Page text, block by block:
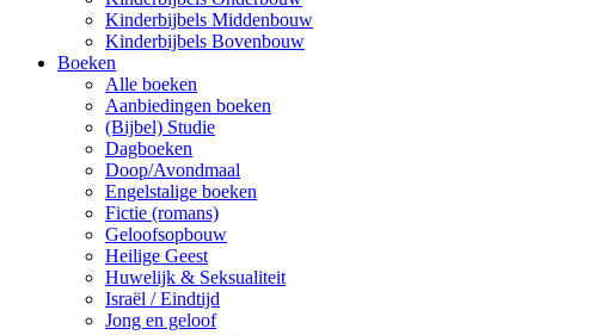
Kinderbijbels Middenbouw
Kinderbijbels Bovenbouw
Boeken
Alle boeken
Aanbiedingen boeken
(Bijbel) Studie
Dagboeken
Doop/Avondmaal
Engelstalige boeken
Fictie (romans)
Geloofsopbouw
Heilige Geest
Huwelijk & Seksualiteit
Israël / Eindtijd
Jong en geloof